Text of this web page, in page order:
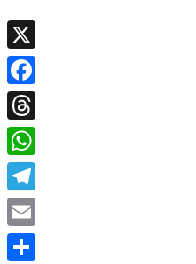
X
Facebook
Threads
WhatsApp
Telegram
Email